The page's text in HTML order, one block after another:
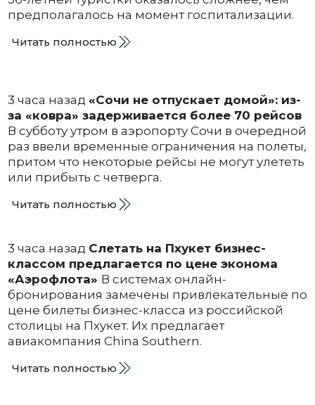
предполагалось на момент госпитализации.
Читать полностью
3 часа назад «Сочи не отпускает домой»: из-
за «ковра» задерживается более 70 рейсов
В субботу утром в аэропорту Сочи в очередной
раз ввели временные ограничения на полеты,
притом что некоторые рейсы не могут улететь
или прибыть с четверга.
Читать полностью
3 часа назад Слетать на Пхукет бизнес-
классом предлагается по цене эконома
«Аэрофлота» В системах онлайн-
бронирования замечены привлекательные по
цене билеты бизнес-класса из российской
столицы на Пхукет. Их предлагает
авиакомпания China Southern.
Читать полностью